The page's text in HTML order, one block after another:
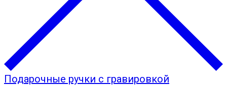
Подарочные ручки с гравировкой